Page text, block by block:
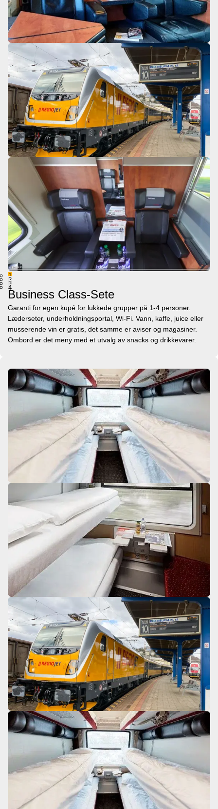
1
2
3
4
Business Class-Sete
Garanti for egen kupé for lukkede grupper på 1-4 personer.
Læderseter, underholdningsportal, Wi-Fi. Vann, kaffe, juice eller
musserende vin er gratis, det samme er aviser og magasiner.
Ombord er det meny med et utvalg av snacks og drikkevarer.